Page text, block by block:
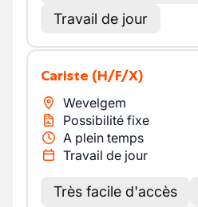
Travail de jour
Cariste (H/F/X)
Wevelgem
Possibilité fixe
A plein temps
Travail de jour
Très facile d'accès